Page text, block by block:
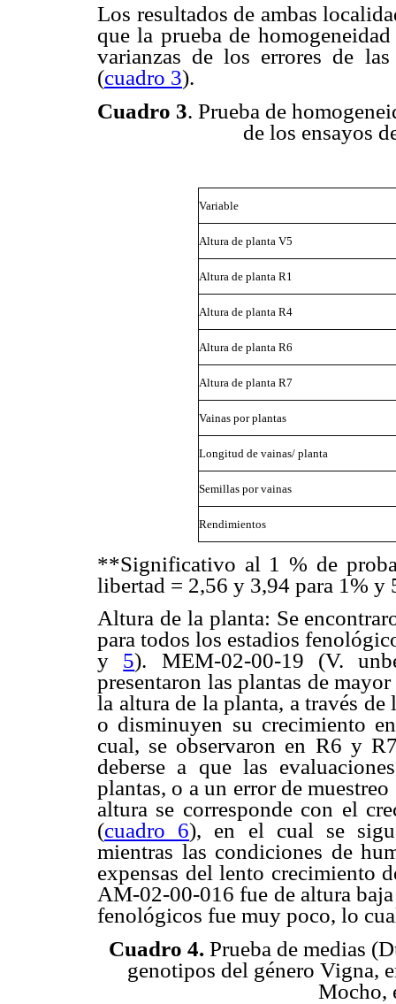
Los resultados de ambas
que la prueba de
varianzas de los errores de
(cuadro 3).
Cuadro 3. Prueba de
de los ensayos
Variable
Altura de planta V5
Altura de planta R1
Altura de planta R4
Altura de planta R6
Altura de planta R7
Vainas por plantas
Longitud de vainas/ planta
Semillas por vainas
Rendimientos
**Significativo al 1 % de
libertad = 2,56 y 3,94 para 1% y
Altura de la planta: Se
para todos los estadios
y 5). MEM-02-00-19 (V.
presentaron las plantas de
la altura de la planta, a través
o disminuyen su crecimiento
cual, se observaron en R6 y
deberse a que las
plantas, o a un error de
altura se corresponde con el
(cuadro 6), en el cual se
mientras las condiciones de
expensas del lento crecimiento
AM-02-00-016 fue de altura
fenológicos fue muy poco, lo
Cuadro 4. Prueba de medias
genotipos del género Vigna,
Mocho,